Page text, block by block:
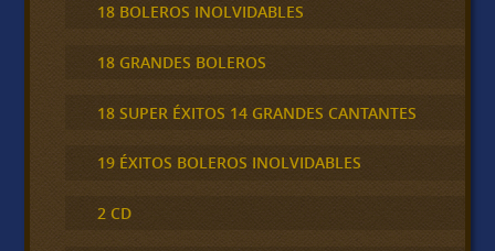
18 BOLEROS INOLVIDABLES
18 GRANDES BOLEROS
18 SUPER ÉXITOS 14 GRANDES CANTANTES
19 ÉXITOS BOLEROS INOLVIDABLES
2 CD